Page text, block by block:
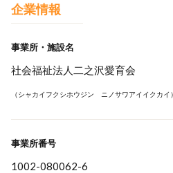
企業情報
事業所・施設名
社会福祉法人二之沢愛育会
（シャカイフクシホウジン ニノサワアイイクカイ）
事業所番号
1002-080062-6